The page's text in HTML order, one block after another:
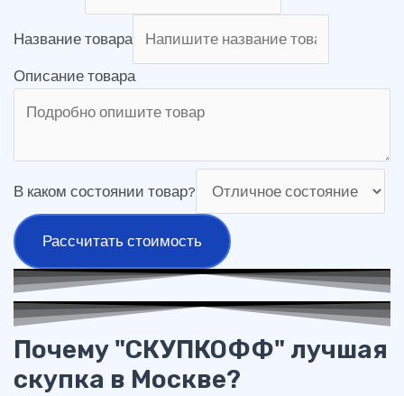
Название товара
Описание товара
В каком состоянии товар?
Рассчитать стоимость
Почему "СКУПКОФФ" лучшая
скупка в Москве?